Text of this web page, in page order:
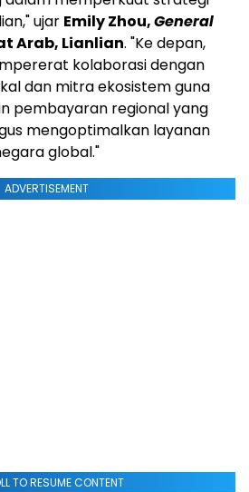
ujar Emily Zhou,General
Arab, Lianlian. "Ke depan,
kolaborasi dengan
dan mitra ekosistem guna
pembayaran regional yang
mengoptimalkan layanan
global."
ADVERTISEMENT
TO RESUME CONTENT